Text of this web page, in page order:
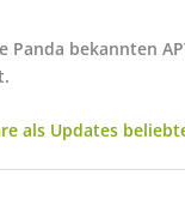
Panda
als Updates